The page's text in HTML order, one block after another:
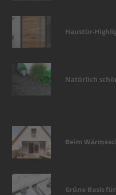
Haustür-
Natürlich
Beim
Grüne Basis